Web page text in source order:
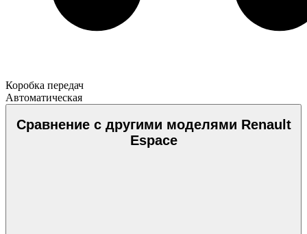
Коробка передач
Автоматическая
Сравнение с другими моделями Renault
Espace